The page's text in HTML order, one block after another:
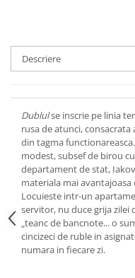
Descriere
Dublulse inscrie pe linia
rusa de atunci,
din tagma
modest, subsef de birou
departament de stat,
materiala mai
Locuieste intr-un
servitor, nu duce grija zilei
„teanc de bancnote... o
cincizeci de ruble in
numara in fiecare zi.